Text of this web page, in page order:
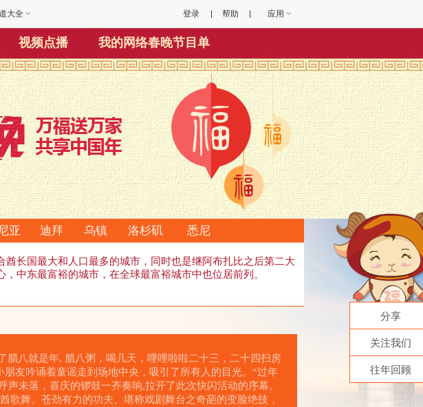
大全 帮助 应用
登录
视频点播 我的网络春晚节目单
分享
关注我们
往年回顾
亚 迪拜 乌镇 洛杉矶 悉尼
酋长国最大和人口最多的城市，同时也是继阿布扎比之后第二大
中东最富裕的城市，在全球最富裕城市中也位居前列。
腊八就是年, 腊八粥，喝几天，哩哩啦啦二十三，二十四扫房
友吟诵着童谣走到场地中央，吸引了所有人的目光。“过年
声未落，喜庆的锣鼓一齐奏响,拉开了此次快闪活动的序幕。
歌舞、苍劲有力的功夫、堪称戏剧舞台之奇葩的变脸绝技，